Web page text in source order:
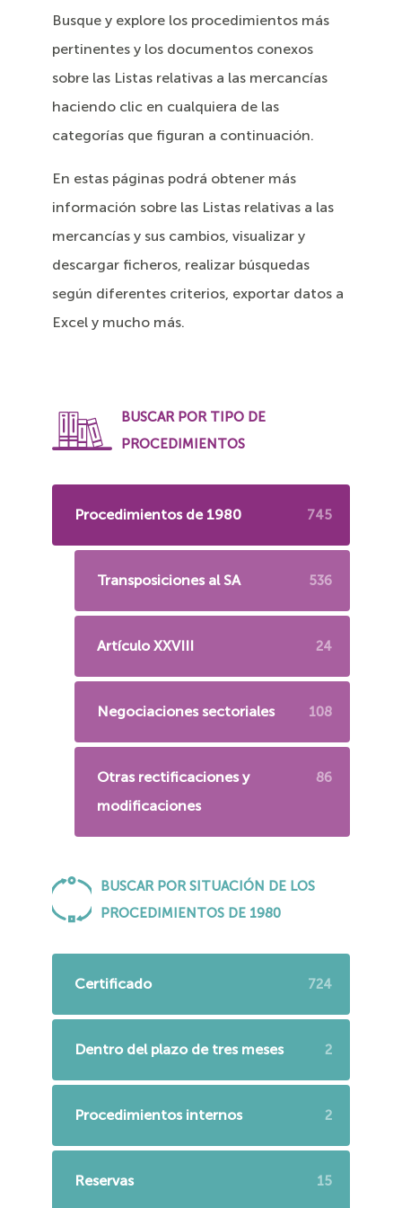
Busque y explore los procedimientos más
pertinentes y los documentos conexos
sobre las Listas relativas a las mercancías
haciendo clic en cualquiera de las
categorías que figuran a continuación.
En estas páginas podrá obtener más
información sobre las Listas relativas a las
mercancías y sus cambios, visualizar y
descargar ficheros, realizar búsquedas
según diferentes criterios, exportar datos a
Excel y mucho más.
BUSCAR POR TIPO DE
PROCEDIMIENTOS
Procedimientos de 1980 745
Transposiciones al SA 536
Artículo XXVIII 24
Negociaciones sectoriales 108
Otras rectificaciones y
modificaciones
86
BUSCAR POR SITUACIÓN DE LOS
PROCEDIMIENTOS DE 1980
Certificado 724
Dentro del plazo de tres meses 2
Procedimientos internos 2
Reservas 15